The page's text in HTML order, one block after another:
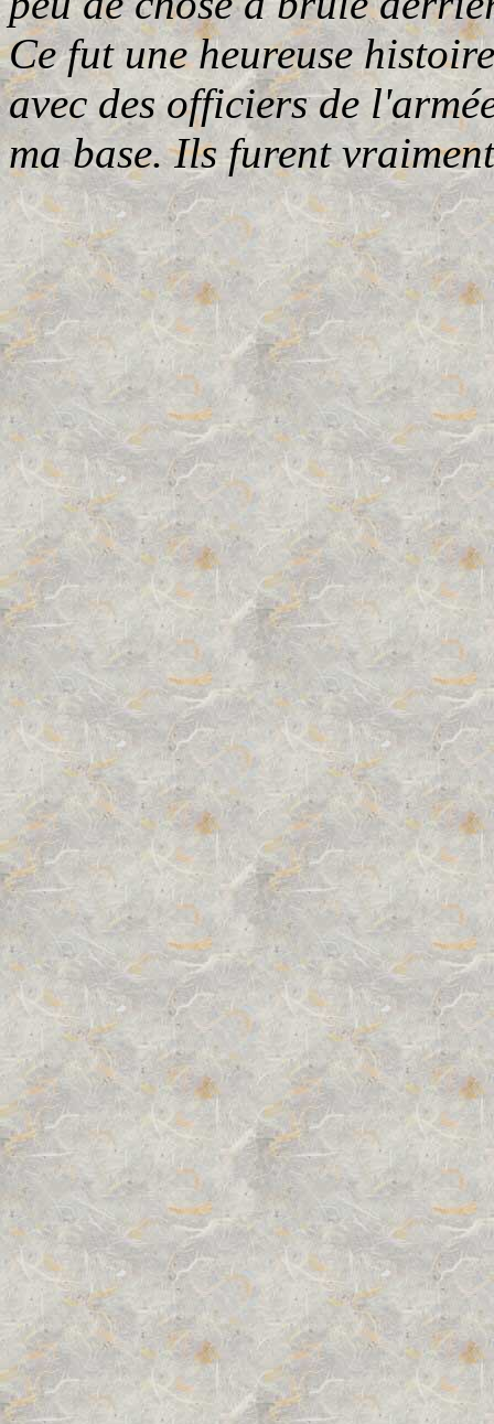
Ce fut une heureuse
avec des officiers de
ma base. Ils furent